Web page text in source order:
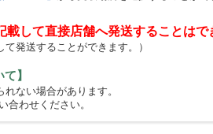
して直接店舗へ発送することはで
て発送することができます。）
】
ない場合があります。
合わせください。